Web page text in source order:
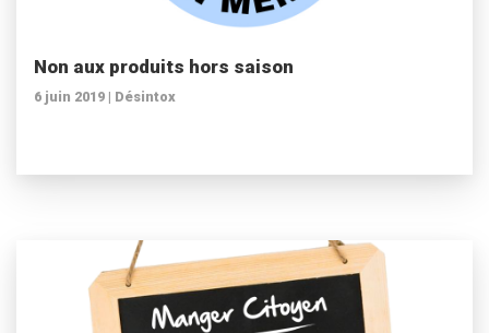
Non aux produits hors saison
6 juin 2019 | Désintox